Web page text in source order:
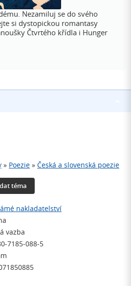
Nezamiluj se do svého
si dystopickou romantasy
Čtvrtého křídla i Hunger
» Poezie » Česká a slovenská poezie
téma
nakladatelství
vazba
7185-088-5